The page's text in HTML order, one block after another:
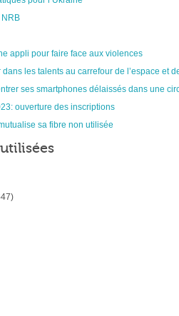
NRB
appli pour faire face aux violences
les talents au carrefour de l’espace et
ses smartphones délaissés dans une
ouverture des inscriptions
sa fibre non utilisée